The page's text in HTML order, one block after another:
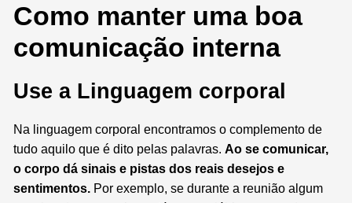
Como manter uma boa
comunicação interna
Use a Linguagem corporal
Na linguagem corporal encontramos o complemento de
tudo aquilo que é dito pelas palavras.Ao se comunicar,
o corpo dá sinais e pistas dos reais desejos e
sentimentos. Por exemplo, se durante a reunião algum